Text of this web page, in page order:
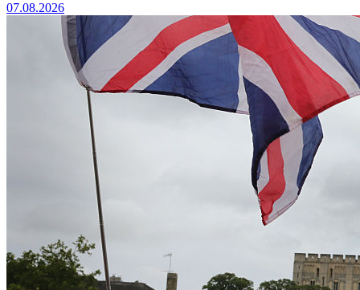
07.08.2026